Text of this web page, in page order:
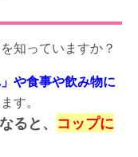
知っていますか？
や食事や飲み物に
す。
ると、 コップに